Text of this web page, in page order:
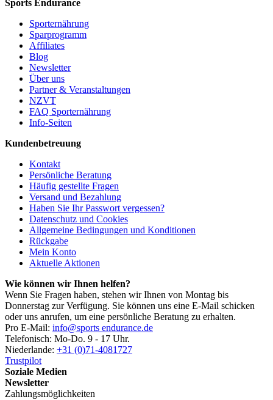
Sports Endurance
Sporternährung
Sparprogramm
Affiliates
Blog
Newsletter
Über uns
Partner & Veranstaltungen
NZVT
FAQ Sporternährung
Info-Seiten
Kundenbetreuung
Kontakt
Persönliche Beratung
Häufig gestellte Fragen
Versand und Bezahlung
Haben Sie Ihr Passwort vergessen?
Datenschutz und Cookies
Allgemeine Bedingungen und Konditionen
Rückgabe
Mein Konto
Aktuelle Aktionen
Wie können wir Ihnen helfen?
Wenn Sie Fragen haben, stehen wir Ihnen von Montag bis
Donnerstag zur Verfügung. Sie können uns eine E-Mail schicken
oder uns anrufen, um eine persönliche Beratung zu erhalten.
Pro E-Mail: info@sports endurance.de
Telefonisch: Mo-Do. 9 - 17 Uhr.
Niederlande: +31 (0)71-4081727
Trustpilot
Soziale Medien
Newsletter
Zahlungsmöglichkeiten